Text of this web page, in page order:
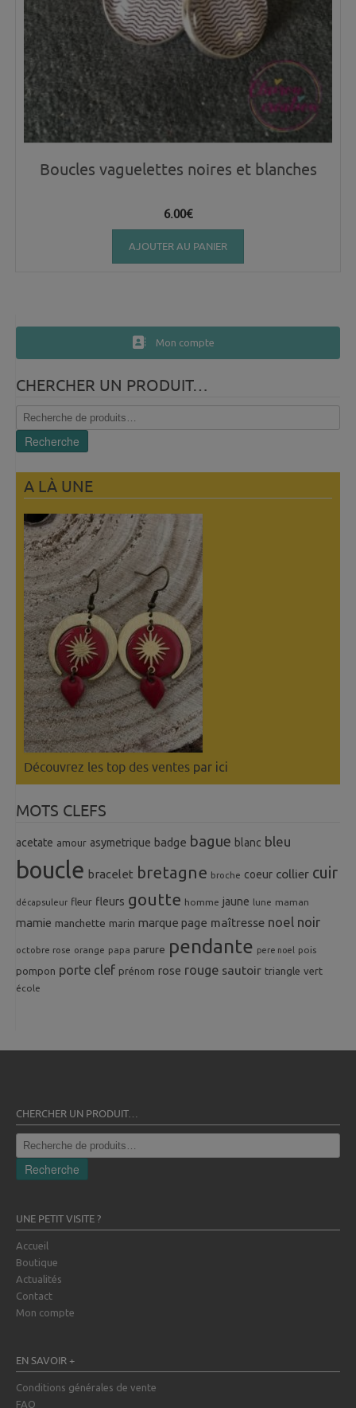
Boucles vaguelettes noires et blanches
6.00€
AJOUTER AU PANIER
Mon compte
CHERCHER UN PRODUIT…
Recherche
pour :
Recherche
A LÀ UNE
Découvrez les top des ventes par ici
MOTS CLEFS
acetate amour asymetrique badge bague blanc bleu
boucle bracelet bretagne broche coeur collier cuir
décapsuleur fleur fleurs goutte homme jaune lune maman
mamie manchette marin marque page maîtresse noel noir
octobre rose orange papa parure pendante pere noel pois
pompon porte clef prénom rose rouge sautoir triangle vert
école
CHERCHER UN PRODUIT…
Recherche
pour :
Recherche
UNE PETIT VISITE ?
Accueil
Boutique
Actualités
Contact
Mon compte
EN SAVOIR +
Conditions générales de vente
FAQ